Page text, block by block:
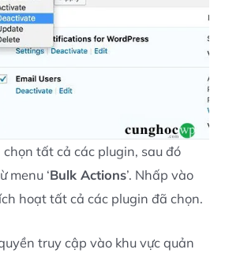
tất cả các plugin, sau đó
menu ‘Bulk Actions’. Nhấp vào
hoạt tất cả các plugin đã chọn.
truy cập vào khu vực quản